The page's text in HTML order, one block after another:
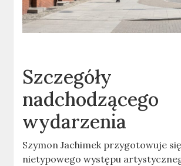
Szczegóły
nadchodzącego
wydarzenia
Szymon Jachimek przygotowuje
nietypowego występu